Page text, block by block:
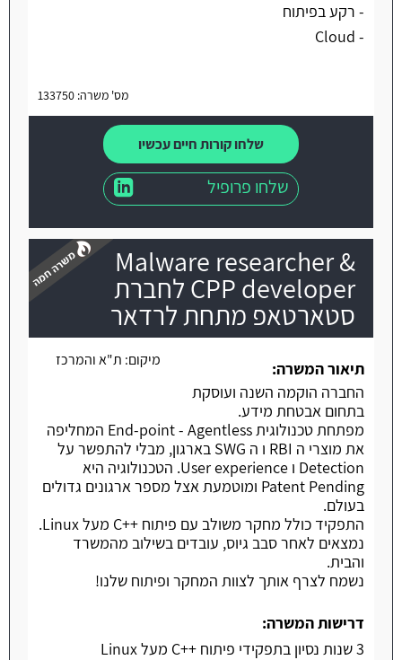
- רקע בפיתוח
- Cloud
מס' משרה: 133750
שלחו קורות חיים עכשיו
שלחו פרופיל
Malware researcher &
CPP developer לחברת
סטארטאפ מתחת לרדאר
משרה חמה
מיקום: ת"א והמרכז
תיאור המשרה:
החברה הוקמה השנה ועוסקת
בתחום אבטחת מידע.
מפתחת טכנולוגית End-point - Agentless המחליפה
את מוצרי ה RBI ו ה SWG בארגון, מבלי להתפשר על
Detection ו User experience. הטכנולוגיה היא
Patent Pending ומוטמעת אצל מספר ארגונים גדולים
בעולם.
התפקיד כולל מחקר משולב עם פיתוח ++C מעל Linux.
נמצאים לאחר סבב גיוס, עובדים בשילוב מהמשרד
והבית.
נשמח לצרף אותך לצוות המחקר ופיתוח שלנו!
דרישות המשרה:
3 שנות נסיון בתפקידי פיתוח ++C מעל Linux